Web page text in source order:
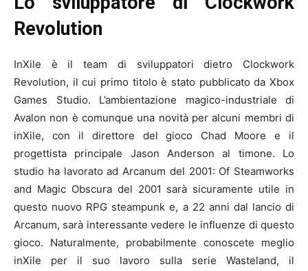
Revolution
InXile è il team di sviluppatori dietro Clockwork
Revolution, il cui primo titolo è stato pubblicato da Xbox
Games Studio. L’ambientazione magico-industriale di
Avalon non è comunque una novità per alcuni membri di
inXile, con il direttore del gioco Chad Moore e il
progettista principale Jason Anderson al timone. Lo
studio ha lavorato ad Arcanum del 2001: Of Steamworks
and Magic Obscura del 2001 sarà sicuramente utile in
questo nuovo RPG steampunk e, a 22 anni dal lancio di
Arcanum, sarà interessante vedere le influenze di questo
gioco. Naturalmente, probabilmente conoscete meglio
inXile per il suo lavoro sulla serie Wasteland, il